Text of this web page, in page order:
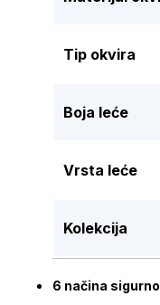
Tip okvira
Boja leće
Vrsta leće
Kolekcija
6 načina